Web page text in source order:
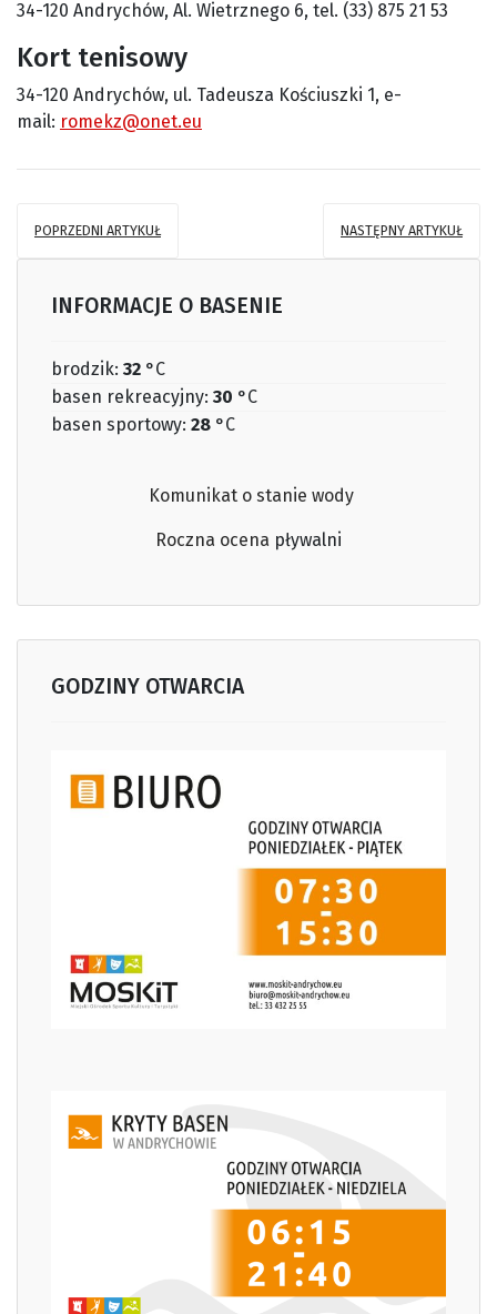
34-120 Andrychów, Al. Wietrznego 6, tel. (33) 875 21 53
Kort tenisowy
34-120 Andrychów, ul. Tadeusza Kościuszki 1, e-
mail: romekz@onet.eu
POPRZEDNI ARTYKUŁ NASTĘPNY ARTYKUŁ
INFORMACJE O BASENIE
brodzik: 32 °C
basen rekreacyjny: 30 °C
basen sportowy: 28 °C
Komunikat o stanie wody
Roczna ocena pływalni
GODZINY OTWARCIA